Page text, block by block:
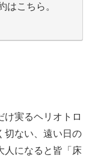
はこちら。
け実るヘリオトロ
切ない、遠い日の
人になると皆「床